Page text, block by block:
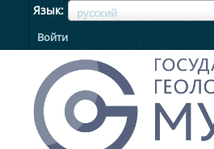
Язык русский
ЯзыкЯзык
Войти